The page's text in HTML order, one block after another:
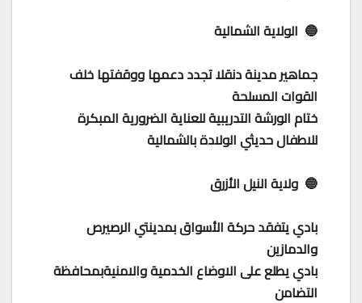
🔵 الولاية الشمالية
جماهير مدينة دنقلا تجدد دعمها ووقفتها خلف
القوات المسلحة
ختام الورشة التدريبية للعناية الضرورية المبكرة
للاطفال حديثي الولادة بالشمالية
🔵 ولاية النيل الأزرق
بادي يتفقد حركة الأسواق بمدينتي الرصيرص
والدمازين
بادي يطلع على الاوضاع الخدمية والامنيةبمحافظة
التضامن